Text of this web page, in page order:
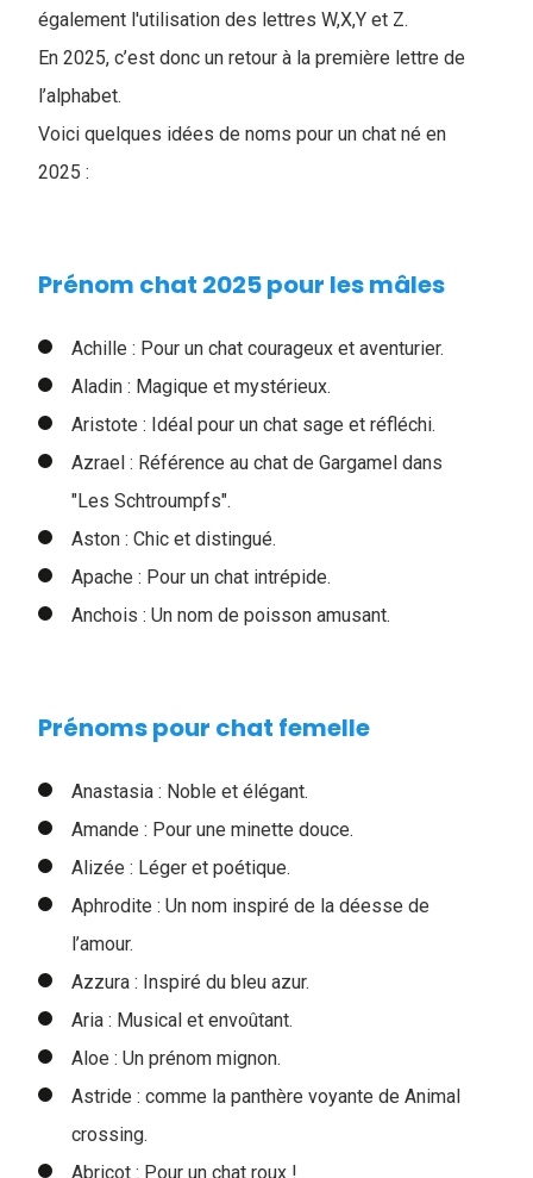
également l'utilisation des lettres W,X,Y et Z.
En 2025, c’est donc un retour à la première lettre de
l’alphabet.
Voici quelques idées de noms pour un chat né en
2025 :
Prénom chat 2025 pour les mâles
Achille : Pour un chat courageux et aventurier.
Aladin : Magique et mystérieux.
Aristote : Idéal pour un chat sage et réfléchi.
Azrael : Référence au chat de Gargamel dans
"Les Schtroumpfs".
Aston : Chic et distingué.
Apache : Pour un chat intrépide.
Anchois : Un nom de poisson amusant.
Prénoms pour chat femelle
Anastasia : Noble et élégant.
Amande : Pour une minette douce.
Alizée : Léger et poétique.
Aphrodite : Un nom inspiré de la déesse de
l’amour.
Azzura : Inspiré du bleu azur.
Aria : Musical et envoûtant.
Aloe : Un prénom mignon.
Astride : comme la panthère voyante de Animal
crossing.
Abricot : Pour un chat roux !